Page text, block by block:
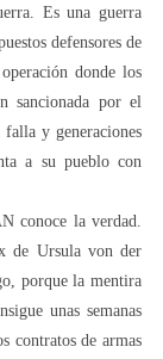
Es una guerra
defensores de
donde los
sancionada por el
y generaciones
a su pueblo con
conoce la verdad.
de Ursula von der
porque la mentira
unas semanas
contratos de armas